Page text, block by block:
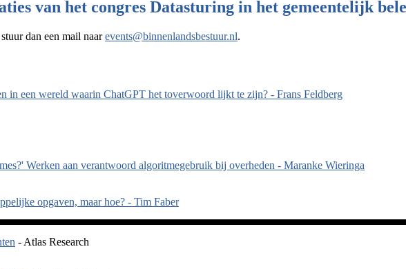
van het congres Datasturing in het gemeentelijk
dan een mail naarevents@binnenlandsbestuur.nl.
in een wereld waarin ChatGPT het toverwoord lijkt te zijn? - Frans Feldberg
Werken aan verantwoord algoritmegebruik bij overheden - Maranke Wieringa
opgaven, maar hoe? - Tim Faber
- Atlas Research